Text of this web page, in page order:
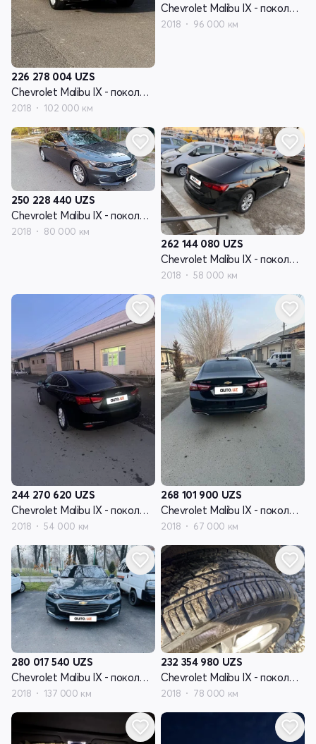
226 278 004 UZS
Chevrolet Malibu IX - поколение
2018 102 000 км
Chevrolet Malibu IX - поколение
2018 96 000 км
250 228 440 UZS
Chevrolet Malibu IX - поколение
2018 80 000 км
262 144 080 UZS
Chevrolet Malibu IX - поколение
2018 58 000 км
244 270 620 UZS
Chevrolet Malibu IX - поколение
2018 54 000 км
268 101 900 UZS
Chevrolet Malibu IX - поколение
2018 67 000 км
280 017 540 UZS
Chevrolet Malibu IX - поколение
2018 137 000 км
232 354 980 UZS
Chevrolet Malibu IX - поколение
2018 78 000 км